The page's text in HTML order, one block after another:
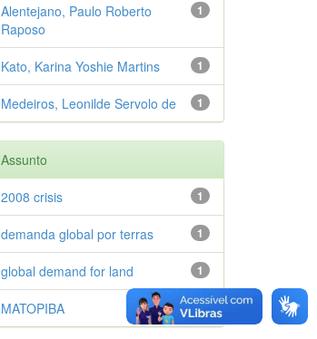
1
Alentejano, Paulo Roberto
Raposo
1
Kato, Karina Yoshie Martins
1
Medeiros, Leonilde Servolo de
Assunto
1
2008 crisis
1
demanda global por terras
1
global demand for land
1
MATOPIBA